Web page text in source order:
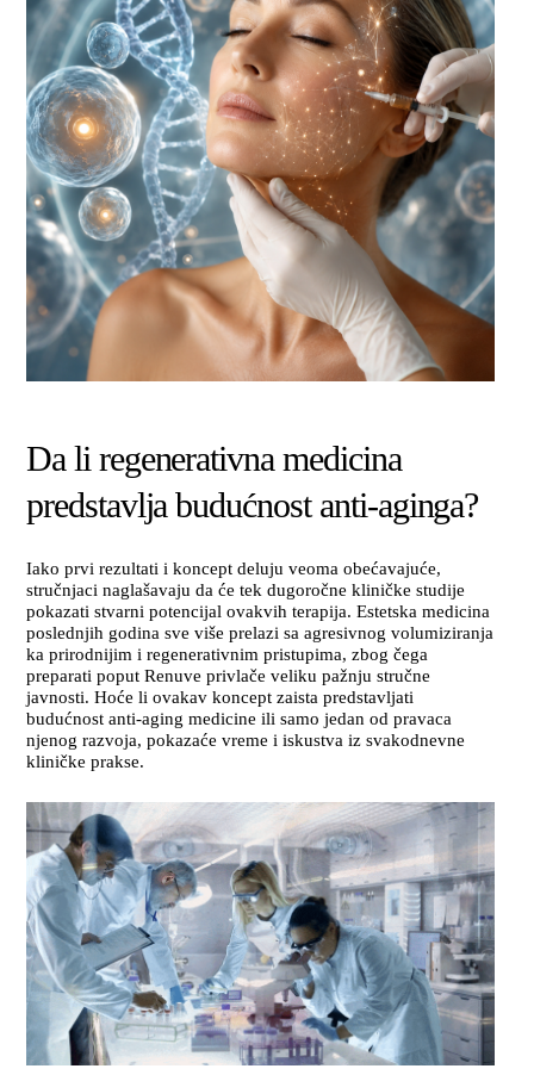
Da li regenerativna medicina
predstavlja budućnost anti-aginga?
Iako prvi rezultati i koncept deluju veoma obećavajuće,
stručnjaci naglašavaju da će tek dugoročne kliničke studije
pokazati stvarni potencijal ovakvih terapija. Estetska medicina
poslednjih godina sve više prelazi sa agresivnog volumiziranja
ka prirodnijim i regenerativnim pristupima, zbog čega
preparati poput Renuve privlače veliku pažnju stručne
javnosti. Hoće li ovakav koncept zaista predstavljati
budućnost anti-aging medicine ili samo jedan od pravaca
njenog razvoja, pokazaće vreme i iskustva iz svakodnevne
kliničke prakse.